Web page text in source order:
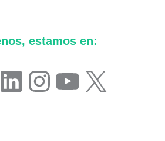
estamos en:
LinkedIn
Instagram
YouTube
X